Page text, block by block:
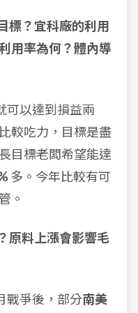
標？宜科廠的利用
用率為何？體內導
可以達到損益兩
較吃力，目標是盡
目標老闆希望能達
多。今年比較有可
。
原料上漲會影響毛
戰爭後，部分南美